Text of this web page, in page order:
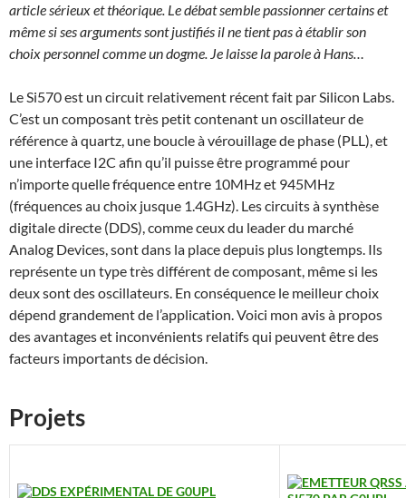
article sérieux et théorique. Le débat semble passionner certains et
même si ses arguments sont justifiés il ne tient pas à établir son
choix personnel comme un dogme. Je laisse la parole à Hans…
Le Si570 est un circuit relativement récent fait par Silicon Labs.
C’est un composant très petit contenant un oscillateur de
référence à quartz, une boucle à vérouillage de phase (PLL), et
une interface I2C afin qu’il puisse être programmé pour
n’importe quelle fréquence entre 10MHz et 945MHz
(fréquences au choix jusque 1.4GHz). Les circuits à synthèse
digitale directe (DDS), comme ceux du leader du marché
Analog Devices, sont dans la place depuis plus longtemps. Ils
représente un type très différent de composant, même si les
deux sont des oscillateurs. En conséquence le meilleur choix
dépend grandement de l’application. Voici mon avis à propos
des avantages et inconvénients relatifs qui peuvent être des
facteurs importants de décision.
Projets